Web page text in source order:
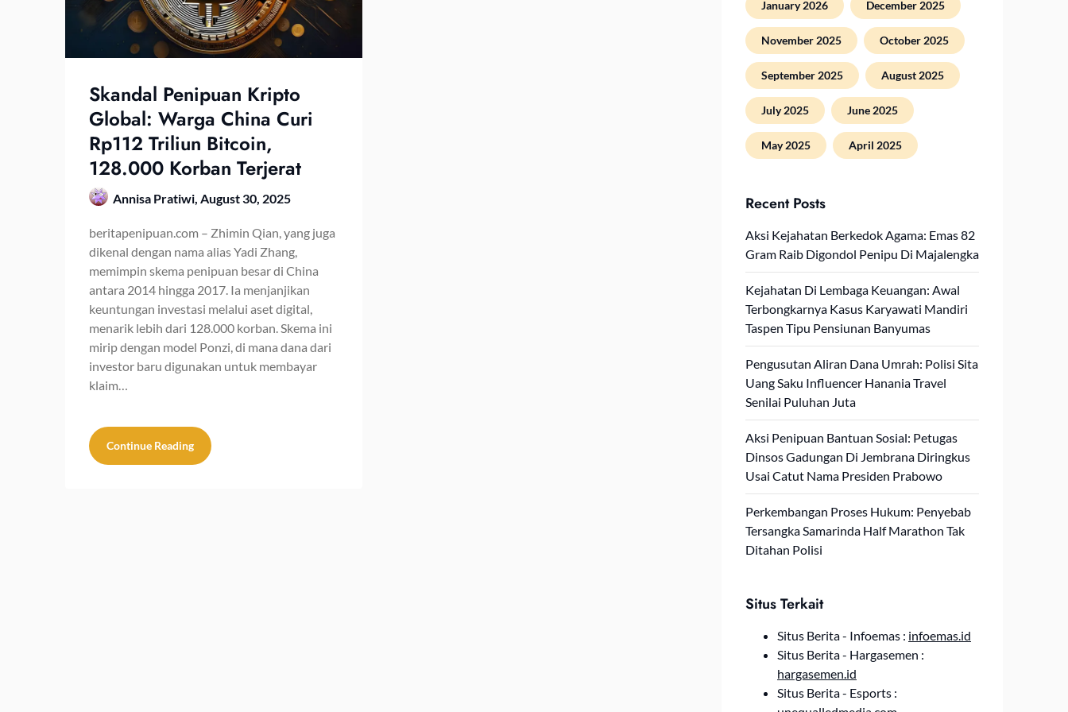
Skandal Penipuan Kripto
Global: Warga China Curi
Rp112 Triliun Bitcoin,
128.000 Korban Terjerat
Annisa Pratiwi, August 30, 2025
beritapenipuan.com – Zhimin Qian, yang juga
dikenal dengan nama alias Yadi Zhang,
memimpin skema penipuan besar di China
antara 2014 hingga 2017. Ia menjanjikan
keuntungan investasi melalui aset digital,
menarik lebih dari 128.000 korban. Skema ini
mirip dengan model Ponzi, di mana dana dari
investor baru digunakan untuk membayar
klaim…
Continue Reading
January 2026 December 2025
November 2025 October 2025
September 2025 August 2025
July 2025 June 2025
May 2025 April 2025
Recent Posts
Aksi Kejahatan Berkedok Agama: Emas 82
Gram Raib Digondol Penipu Di Majalengka
Kejahatan Di Lembaga Keuangan: Awal
Terbongkarnya Kasus Karyawati Mandiri
Taspen Tipu Pensiunan Banyumas
Pengusutan Aliran Dana Umrah: Polisi Sita
Uang Saku Influencer Hanania Travel
Senilai Puluhan Juta
Aksi Penipuan Bantuan Sosial: Petugas
Dinsos Gadungan Di Jembrana Diringkus
Usai Catut Nama Presiden Prabowo
Perkembangan Proses Hukum: Penyebab
Tersangka Samarinda Half Marathon Tak
Ditahan Polisi
Situs Terkait
Situs Berita - Infoemas : infoemas.id
Situs Berita - Hargasemen :
hargasemen.id
Situs Berita - Esports :